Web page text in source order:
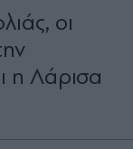
οι
η Λάρισα